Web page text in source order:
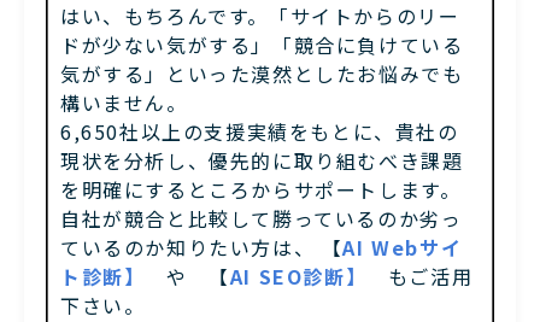
はい、もちろんです。「サイトからのリー
ドが少ない気がする」「競合に負けている
気がする」といった漠然としたお悩みでも
構いません。
6,650社以上の支援実績をもとに、貴社の
現状を分析し、優先的に取り組むべき課題
を明確にするところからサポートします。
自社が競合と比較して勝っているのか劣っ
ているのか知りたい方は、 【AI Webサイ
ト診断】
や 【AI SEO診断】
もご活用
下さい。